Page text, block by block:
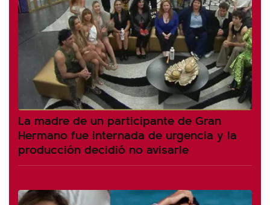
La madre de un participante de Gran
Hermano fue internada de urgencia y la
producción decidió no avisarle